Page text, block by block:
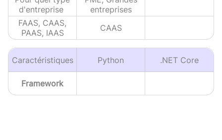
d'entreprise
entreprises
FAAS, CAAS,
PAAS, IAAS
CAAS
Caractéristiques Python .NET Core
Framework